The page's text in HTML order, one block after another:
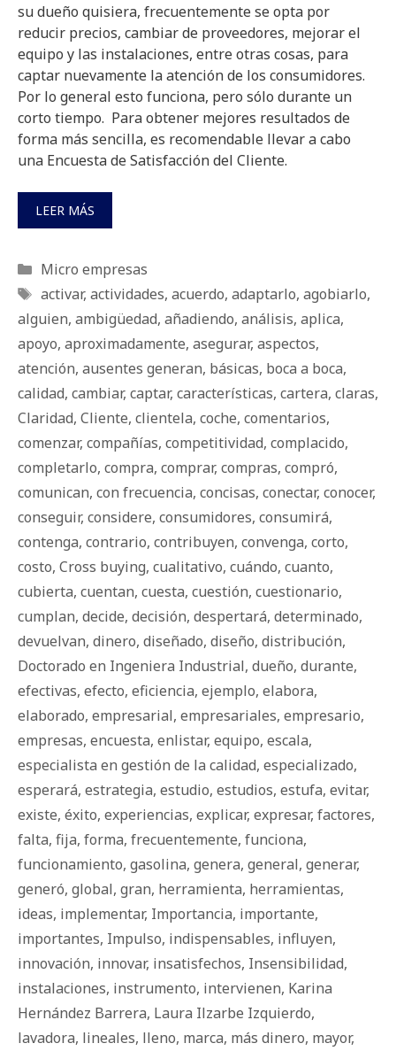
su dueño quisiera, frecuentemente se opta por
reducir precios, cambiar de proveedores, mejorar el
equipo y las instalaciones, entre otras cosas, para
captar nuevamente la atención de los consumidores.
Por lo general esto funciona, pero sólo durante un
corto tiempo. Para obtener mejores resultados de
forma más sencilla, es recomendable llevar a cabo
una Encuesta de Satisfacción del Cliente.
LEER MÁS
Categorías
Micro empresas
Etiquetas
activar, actividades, acuerdo, adaptarlo, agobiarlo,
alguien, ambigüedad, añadiendo, análisis, aplica,
apoyo, aproximadamente, asegurar, aspectos,
atención, ausentes generan, básicas, boca a boca,
calidad, cambiar, captar, características, cartera, claras,
Claridad, Cliente, clientela, coche, comentarios,
comenzar, compañías, competitividad, complacido,
completarlo, compra, comprar, compras, compró,
comunican, con frecuencia, concisas, conectar, conocer,
conseguir, considere, consumidores, consumirá,
contenga, contrario, contribuyen, convenga, corto,
costo, Cross buying, cualitativo, cuándo, cuanto,
cubierta, cuentan, cuesta, cuestión, cuestionario,
cumplan, decide, decisión, despertará, determinado,
devuelvan, dinero, diseñado, diseño, distribución,
Doctorado en Ingeniera Industrial, dueño, durante,
efectivas, efecto, eficiencia, ejemplo, elabora,
elaborado, empresarial, empresariales, empresario,
empresas, encuesta, enlistar, equipo, escala,
especialista en gestión de la calidad, especializado,
esperará, estrategia, estudio, estudios, estufa, evitar,
existe, éxito, experiencias, explicar, expresar, factores,
falta, fija, forma, frecuentemente, funciona,
funcionamiento, gasolina, genera, general, generar,
generó, global, gran, herramienta, herramientas,
ideas, implementar, Importancia, importante,
importantes, Impulso, indispensables, influyen,
innovación, innovar, insatisfechos, Insensibilidad,
instalaciones, instrumento, intervienen, Karina
Hernández Barrera, Laura Ilzarbe Izquierdo,
lavadora, lineales, lleno, marca, más dinero, mayor,